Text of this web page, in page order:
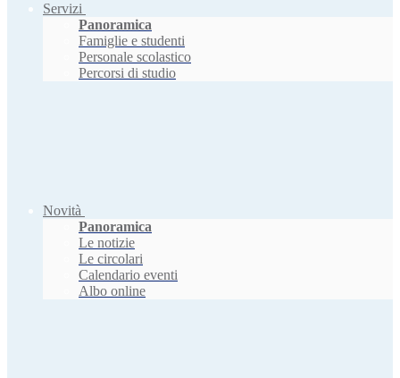
Servizi
Panoramica
Famiglie e studenti
Personale scolastico
Percorsi di studio
Novità
Panoramica
Le notizie
Le circolari
Calendario eventi
Albo online